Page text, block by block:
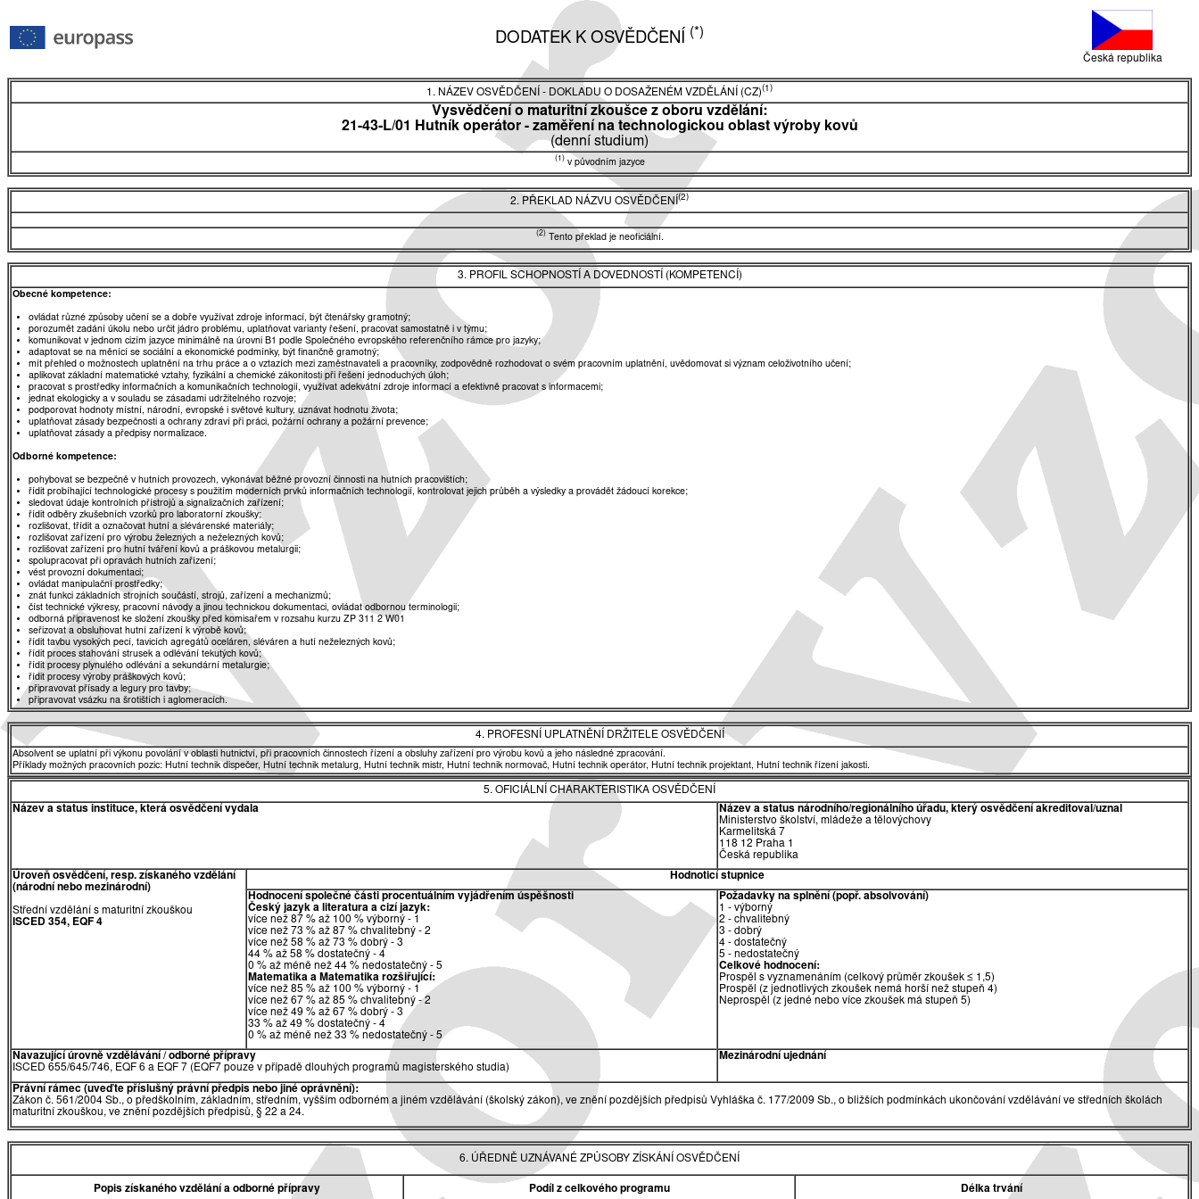
DODATEK K OSVĚDČENÍ (*)
Česká republika
1. NÁZEV OSVĚDČENÍ - DOKLADU O DOSAŽENÉM VZDĚLÁNÍ (CZ)(1)
Vysvědčení o maturitní zkoušce z oboru vzdělání:
21-43-L/01 Hutník operátor - zaměření na technologickou oblast výroby kovů
(denní studium)
(1) v původním jazyce
2. PŘEKLAD NÁZVU OSVĚDČENÍ (2)
(2) Tento překlad je neoficiální.
3. PROFIL SCHOPNOSTÍ A DOVEDNOSTÍ (KOMPETENCÍ)
Obecné kompetence:
ovládat různé způsoby učení se a dobře využívat zdroje informací, být čtenářsky gramotný;
porozumět zadání úkolu nebo určit jádro problému, uplatňovat varianty řešení, pracovat samostatně i v týmu;
komunikovat v jednom cizím jazyce minimálně na úrovni B1 podle Společného evropského referenčního rámce pro jazyky;
adaptovat se na měnící se sociální a ekonomické podmínky, být finančně gramotný;
mít přehled o možnostech uplatnění na trhu práce a o vztazích mezi zaměstnavateli a pracovníky, zodpovědně rozhodovat o svém pracovním uplatnění, uvědomovat si význam celoživotního učení;
aplikovat základní matematické vztahy, fyzikální a chemické zákonitosti při řešení jednoduchých úloh;
pracovat s prostředky informačních a komunikačních technologií, využívat adekvátní zdroje informací a efektivně pracovat s informacemi;
jednat ekologicky a v souladu se zásadami udržitelného rozvoje;
podporovat hodnoty místní, národní, evropské i světové kultury, uznávat hodnotu života;
uplatňovat zásady bezpečnosti a ochrany zdraví při práci, požární ochrany a požární prevence;
uplatňovat zásady a předpisy normalizace.
Odborné kompetence:
pohybovat se bezpečně v hutních provozech, vykonávat běžné provozní činnosti na hutních pracovištích;
řídit probíhající technologické procesy s použitím moderních prvků informačních technologií, kontrolovat jejich průběh a výsledky a provádět žádoucí korekce;
sledovat údaje kontrolních přístrojů a signalizačních zařízení;
řídit odběry zkušebních vzorků pro laboratorní zkoušky;
rozlišovat, třídit a označovat hutní a slévárenské materiály;
rozlišovat zařízení pro výrobu železných a neželezných kovů;
rozlišovat zařízení pro hutní tváření kovů a práškovou metalurgii;
spolupracovat při opravách hutních zařízení;
vést provozní dokumentaci;
ovládat manipulační prostředky;
znát funkci základních strojních součástí, strojů, zařízení a mechanizmů;
číst technické výkresy, pracovní návody a jinou technickou dokumentaci, ovládat odbornou terminologii;
odborná připravenost ke složení zkoušky před komisařem v rozsahu kurzu ZP 311 2 W01
seřizovat a obsluhovat hutní zařízení k výrobě kovů;
řídit tavbu vysokých pecí, tavicích agregátů oceláren, sléváren a hutí neželezných kovů;
řídit proces stahování strusek a odlévání tekutých kovů;
řídit procesy plynulého odlévání a sekundární metalurgie;
řídit procesy výroby práškových kovů;
připravovat přísady a legury pro tavby;
připravovat vsázku na šrotištích i aglomeracích.
4. PROFESNÍ UPLATNĚNÍ DRŽITELE OSVĚDČENÍ
Absolvent se uplatní při výkonu povolání v oblasti hutnictví, při pracovních činnostech řízení a obsluhy zařízení pro výrobu kovů a jeho následné zpracování.
Příklady možných pracovních pozic: Hutní technik dispečer, Hutní technik metalurg, Hutní technik mistr, Hutní technik normovač, Hutní technik operátor, Hutní technik projektant, Hutní technik řízení jakosti.
5. OFICIÁLNÍ CHARAKTERISTIKA OSVĚDČENÍ
Název a status instituce, která osvědčení vydala
Název a status národního/regionálního úřadu, který osvědčení akreditoval/uznal
Ministerstvo školství, mládeže a tělovýchovy
Karmelitská 7
118 12 Praha 1
Česká republika
Úroveň osvědčení, resp. získaného vzdělání
(národní nebo mezinárodní)
Střední vzdělání s maturitní zkouškou
ISCED 354, EQF 4
Hodnoticí stupnice
Hodnocení společné části procentuálním vyjádřením úspěšnosti
Český jazyk a literatura a cizí jazyk:
více než 87 % až 100 % výborný - 1
více než 73 % až 87 % chvalitebný - 2
více než 58 % až 73 % dobrý - 3
44 % až 58 % dostatečný - 4
0 % až méně než 44 % nedostatečný - 5
Matematika a Matematika rozšiřující:
více než 85 % až 100 % výborný - 1
více než 67 % až 85 % chvalitebný - 2
více než 49 % až 67 % dobrý - 3
33 % až 49 % dostatečný - 4
0 % až méně než 33 % nedostatečný - 5
Požadavky na splnění (popř. absolvování)
1 - výborný
2 - chvalitebný
3 - dobrý
4 - dostatečný
5 - nedostatečný
Celkové hodnocení:
Prospěl s vyznamenáním (celkový průměr zkoušek ≤ 1,5)
Prospěl (z jednotlivých zkoušek nemá horší než stupeň 4)
Neprospěl (z jedné nebo více zkoušek má stupeň 5)
Navazující úrovně vzdělávání / odborné přípravy
ISCED 655/645/746, EQF 6 a EQF 7 (EQF7 pouze v případě dlouhých programů magisterského studia)
Mezinárodní ujednání
Právní rámec (uveďte příslušný právní předpis nebo jiné oprávnění):
Zákon č. 561/2004 Sb., o předškolním, základním, středním, vyšším odborném a jiném vzdělávání (školský zákon), ve znění pozdějších předpisů Vyhláška č. 177/2009 Sb., o bližších podmínkách ukončování vzdělávání ve středních školách
maturitní zkouškou, ve znění pozdějších předpisů, § 22 a 24.
6. ÚŘEDNĚ UZNÁVANÉ ZPŮSOBY ZÍSKÁNÍ OSVĚDČENÍ
Popis získaného vzdělání a odborné přípravy Podíl z celkového programu Délka trvání